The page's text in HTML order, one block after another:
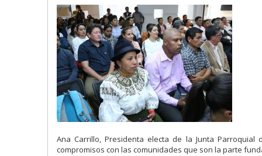
Ana Carrillo, Presidenta electa de la Junta
compromisos con las comunidades que son la parte